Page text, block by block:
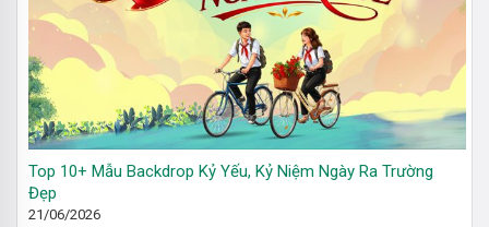
Top 10+ Mẫu Backdrop Kỷ Yếu, Kỷ Niệm Ngày Ra Trường
Đẹp
21/06/2026